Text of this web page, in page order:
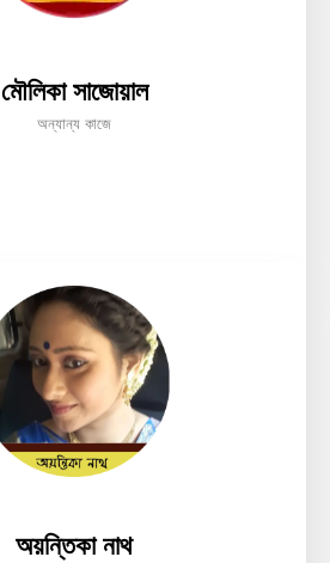
মৌলিকা সাজোয়াল
অন্যান্য কাজে
অয়ন্তিকা নাথ